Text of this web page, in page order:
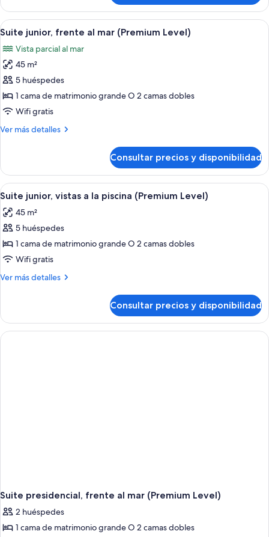
junior
Abrir
todas
las
fotos
de
Suite
junior,
al
Level)
Habitación de hotel con una cama
6
Suite junior, frente al mar (Premium Level)
Vista parcial al mar
45 m²
5 huéspedes
1 cama de matrimonio grande O 2 camas dobles
Wifi gratis
Ver más detalles
Más
junior,
frente
al
(Premium
Level)
Consultar precios y disponibilidad
Abrir
todas
las
fotos
de
Suite
junior,
la
piscina
(Premium
Habitación de hotel con una cama
5
Suite junior, vistas a la piscina (Premium Level)
45 m²
5 huéspedes
1 cama de matrimonio grande O 2 camas dobles
Wifi gratis
Ver más detalles
Más
junior,
vistas
a
Consultar precios y disponibilidad
Suite presidencial, frente al mar (Premium Level)
2 huéspedes
1 cama de matrimonio grande O 2 camas dobles